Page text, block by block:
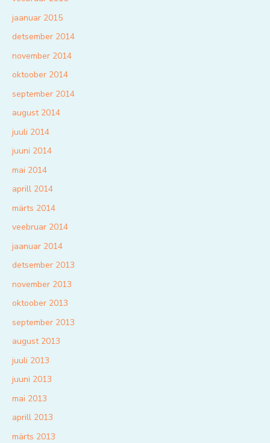
jaanuar 2015
detsember 2014
november 2014
oktoober 2014
september 2014
august 2014
juuli 2014
juuni 2014
mai 2014
aprill 2014
märts 2014
veebruar 2014
jaanuar 2014
detsember 2013
november 2013
oktoober 2013
september 2013
august 2013
juuli 2013
juuni 2013
mai 2013
aprill 2013
märts 2013